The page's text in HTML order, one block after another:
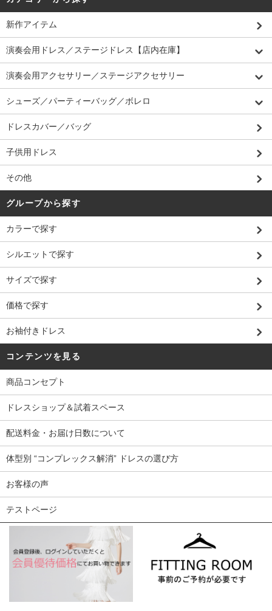
新作アイテム
演奏会用ドレス／ステージドレス【店内在庫】
演奏会用アクセサリー／ステージアクセサリー
シューズ／パーティーバッグ／ボレロ
ドレスカバー／バッグ
子供用ドレス
その他
グループから探す
カラーで探す
シルエットで探す
サイズで探す
価格で探す
お袖付きドレス
コンテンツを見る
商品コンセプト
ドレスショップ＆試着スペース
配送料金・お届け日数について
体型別 “コンプレックス解消” ドレスの選び方
お客様の声
テストページ